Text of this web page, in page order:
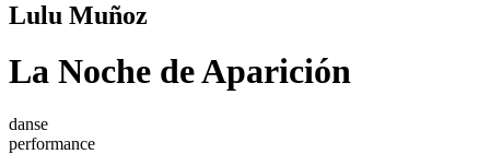
Lulu Muñoz
La Noche de Aparición
danse
performance